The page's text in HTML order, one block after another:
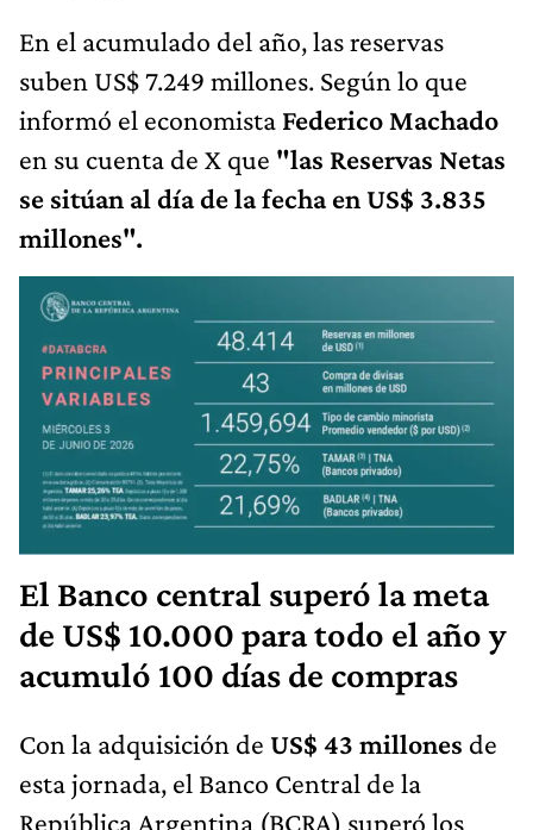
En el acumulado del año, las reservas
suben US$ 7.249 millones. Según lo que
informó el economista Federico Machado
en su cuenta de X que "las Reservas Netas
se sitúan al día de la fecha en US$ 3.835
millones".
El Banco central superó la meta
de US$ 10.000 para todo el año y
acumuló 100 días de compras
Con la adquisición de US$ 43 millones de
esta jornada, el Banco Central de la
República Argentina (BCRA) superó los